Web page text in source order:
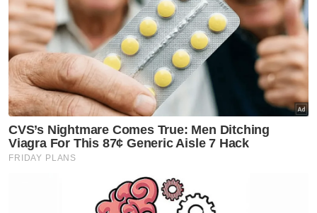
undi. Atas alasan itu Hakim Pilihan Raya
membuat keputusan untuk membatalkan
pemilihan Che Alias.
"Alasan kedua terdapat aktiviti meraih undi
bagi mendapatkan sokongan penerima
bantuan i-Belia dan i-Siswa di sebuah dewan
di Kerteh. Atas alasan dua inisiden itu, Hakim
Pilihan Raya membuat keputusan pilihan raya
Kemaman pada PRU15 lalu adalah terbatal,"